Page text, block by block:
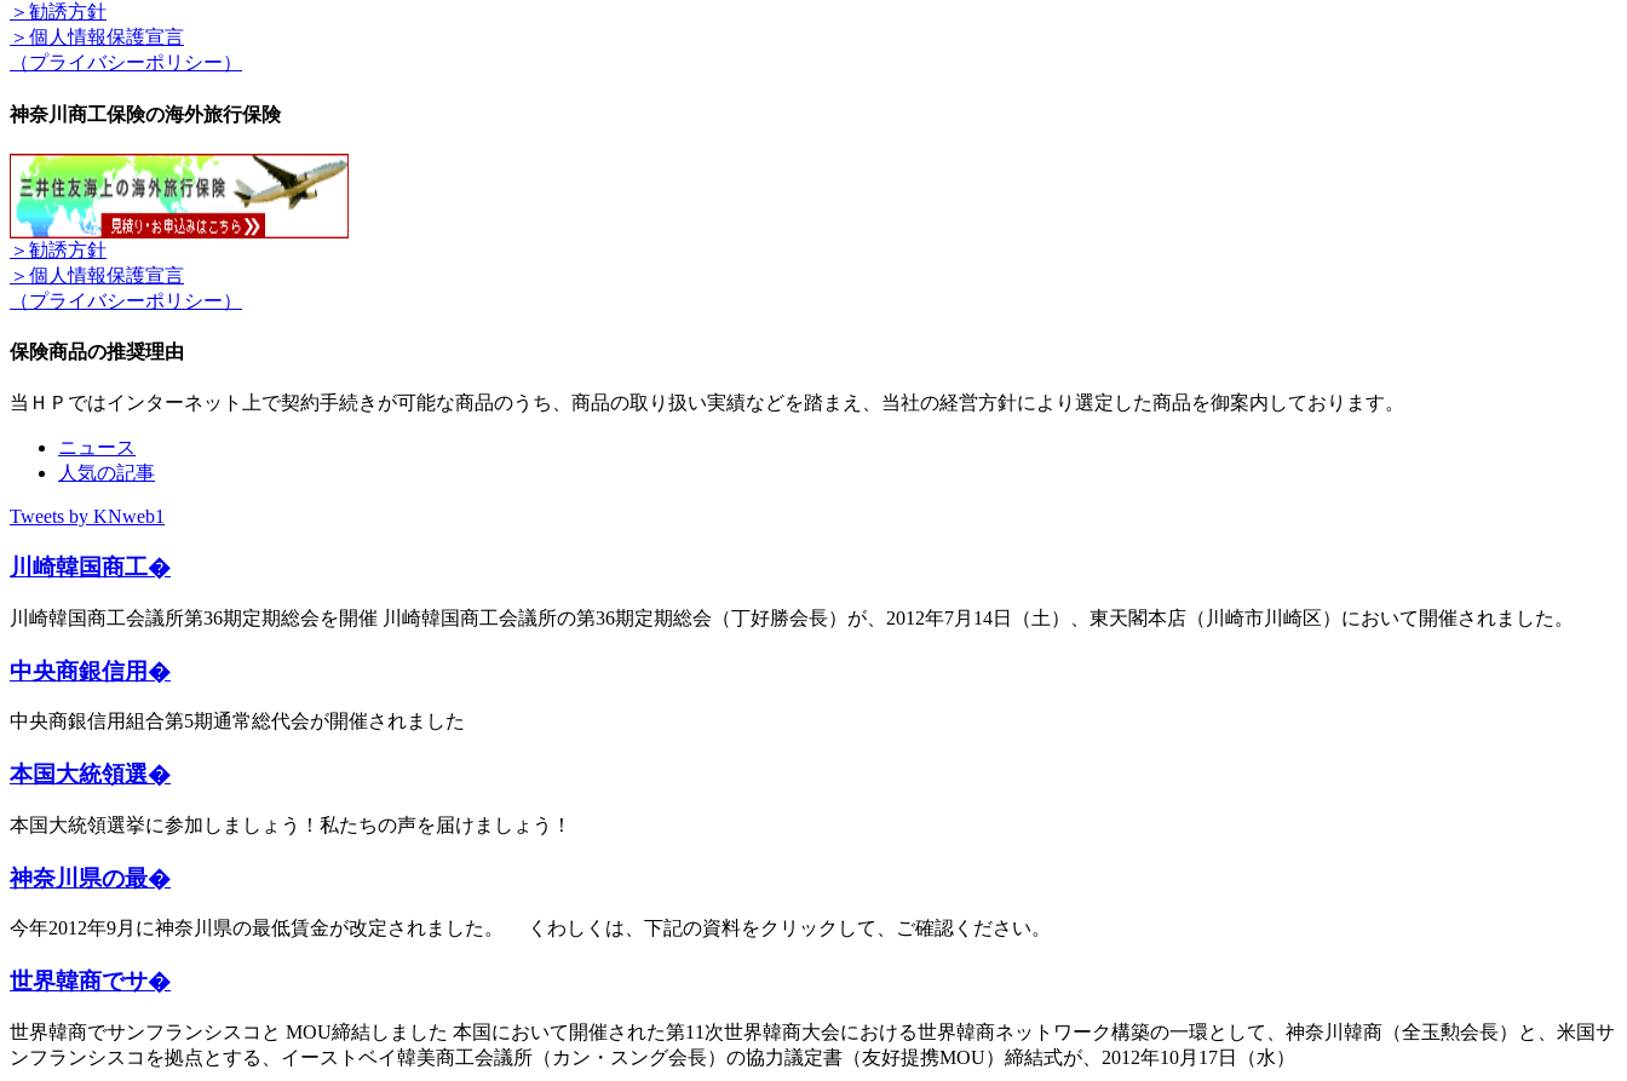
＞勧誘方針
＞個人情報保護宣言
（プライバシーポリシー）
神奈川商工保険の海外旅行保険
＞勧誘方針
＞個人情報保護宣言
（プライバシーポリシー）
保険商品の推奨理由
当ＨＰではインターネット上で契約手続きが可能な商品のうち、商品の取り扱い実績などを踏まえ、当社の経営方針により選定した商品を御案内しております。
ニュース
人気の記事
Tweets by KNweb1
川崎韓国商工�
川崎韓国商工会議所第36期定期総会を開催 川崎韓国商工会議所の第36期定期総会（丁好勝会長）が、2012年7月14日（土）、東天閣本店（川崎市川崎区）において開催されました。
中央商銀信用�
中央商銀信用組合第5期通常総代会が開催されました
本国大統領選�
本国大統領選挙に参加しましょう！私たちの声を届けましょう！
神奈川県の最�
今年2012年9月に神奈川県の最低賃金が改定されました。 くわしくは、下記の資料をクリックして、ご確認ください。
世界韓商でサ�
世界韓商でサンフランシスコと MOU締結しました 本国において開催された第11次世界韓商大会における世界韓商ネットワーク構築の一環として、神奈川韓商（全玉勲会長）と、米国サ
ンフランシスコを拠点とする、イーストベイ韓美商工会議所（カン・スング会長）の協力議定書（友好提携MOU）締結式が、2012年10月17日（水）